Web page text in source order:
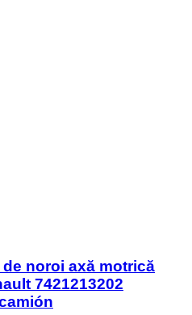
noroi axă motrică
7421213202